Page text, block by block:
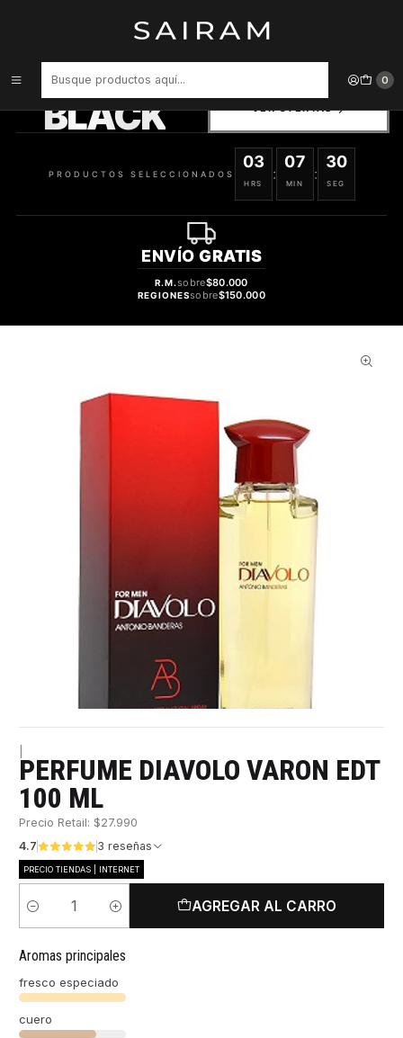
0
PERFUME DIAVOLO VARON EDT 100 ML
BLACK
SELECCIONADOS
PRODUCTOS SELECCIONADOS
03
HRS
:
07
MIN
:
29
SEG
ENVÍO GRATIS
R.M.sobre$80.000
REGIONESsobre$150.000
PERFUME DIAVOLO VARON EDT
100 ML
Precio Retail: $27.990
4.7
3 reseñas
PRECIO TIENDAS | INTERNET
Cantidad
AGREGAR AL CARRO
Aromas principales
fresco especiado
cuero